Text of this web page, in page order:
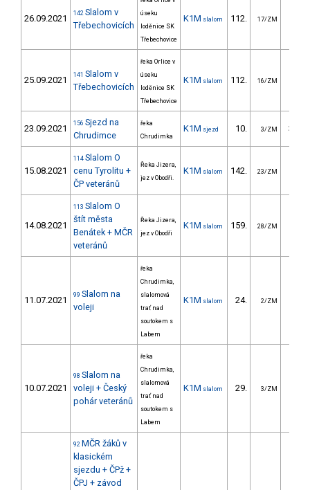
26.09.2021 142 Slalom v
Třebechovicích
úseku
loděnice SK
Třebechovice
K1M slalom 112. 17/ZM
25.09.2021 141 Slalom v
Třebechovicích
řeka Orlice v
úseku
loděnice SK
Třebechovice
K1M slalom 112. 16/ZM
23.09.2021 156 Sjezd na
Chrudimce
řeka
Chrudimka
K1M sjezd 10. 3/ZM
15.08.2021
114 Slalom O
cenu Tyrolitu +
ČP veteránů
Řeka Jizera,
jez v Obodři.
K1M slalom 142. 23/ZM
14.08.2021
113 Slalom O
štít města
Benátek + MČR
veteránů
Řeka Jizera,
jez v Obodři
K1M slalom 159. 28/ZM
11.07.2021 99 Slalom na
voleji
řeka
Chrudimka,
slalomová
trať nad
soutokem s
Labem
K1M slalom 24. 2/ZM
10.07.2021
98 Slalom na
voleji + Český
pohár veteránů
řeka
Chrudimka,
slalomová
trať nad
soutokem s
Labem
K1M slalom 29. 3/ZM
92 MČR žáků v
klasickém
sjezdu + ČPž +
ČPJ + závod